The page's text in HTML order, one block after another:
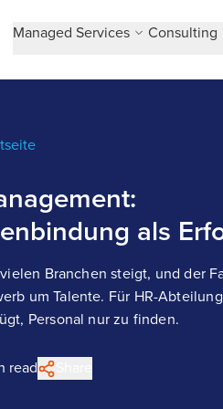
Managed Services Consulting
als
Branchen steigt, und der
um Talente. Für HR-
Personal nur zu finden.
read